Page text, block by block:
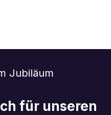
Jubiläum
für unseren